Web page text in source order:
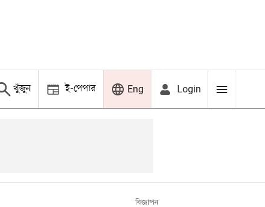
খুঁজুন ই-পেপার Eng Login